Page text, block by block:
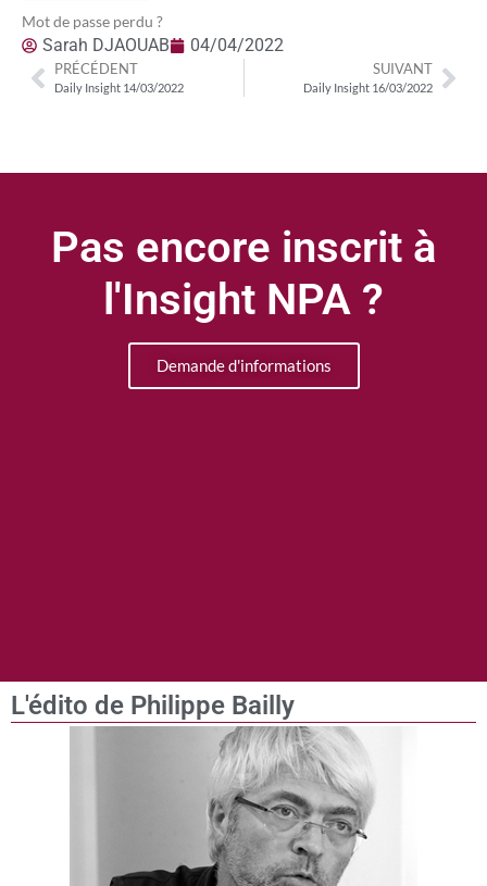
Mot de passe perdu ?
Sarah DJAOUAB 04/04/2022
PRÉCÉDENT
Daily Insight 14/03/2022
SUIVANT
Daily Insight 16/03/2022
Pas encore inscrit à
l'Insight NPA ?
Demande d'informations
L'édito de Philippe Bailly